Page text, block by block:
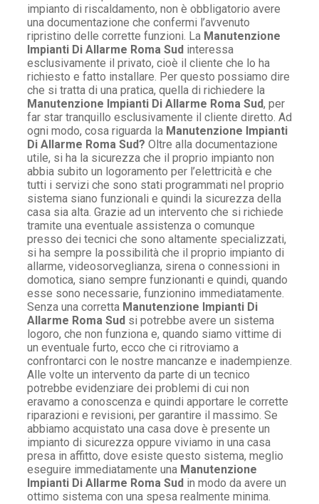
impianto di riscaldamento, non è obbligatorio avere
una documentazione che confermi l’avvenuto
ripristino delle corrette funzioni. La Manutenzione
Impianti Di Allarme Roma Sud interessa
esclusivamente il privato, cioè il cliente che lo ha
richiesto e fatto installare. Per questo possiamo dire
che si tratta di una pratica, quella di richiedere la
Manutenzione Impianti Di Allarme Roma Sud, per
far star tranquillo esclusivamente il cliente diretto. Ad
ogni modo, cosa riguarda la Manutenzione Impianti
Di Allarme Roma Sud? Oltre alla documentazione
utile, si ha la sicurezza che il proprio impianto non
abbia subito un logoramento per l’elettricità e che
tutti i servizi che sono stati programmati nel proprio
sistema siano funzionali e quindi la sicurezza della
casa sia alta. Grazie ad un intervento che si richiede
tramite una eventuale assistenza o comunque
presso dei tecnici che sono altamente specializzati,
si ha sempre la possibilità che il proprio impianto di
allarme, videosorveglianza, sirena o connessioni in
domotica, siano sempre funzionanti e quindi, quando
esse sono necessarie, funzionino immediatamente.
Senza una corretta Manutenzione Impianti Di
Allarme Roma Sud si potrebbe avere un sistema
logoro, che non funziona e, quando siamo vittime di
un eventuale furto, ecco che ci ritroviamo a
confrontarci con le nostre mancanze e inadempienze.
Alle volte un intervento da parte di un tecnico
potrebbe evidenziare dei problemi di cui non
eravamo a conoscenza e quindi apportare le corrette
riparazioni e revisioni, per garantire il massimo. Se
abbiamo acquistato una casa dove è presente un
impianto di sicurezza oppure viviamo in una casa
presa in affitto, dove esiste questo sistema, meglio
eseguire immediatamente una Manutenzione
Impianti Di Allarme Roma Sud in modo da avere un
ottimo sistema con una spesa realmente minima.